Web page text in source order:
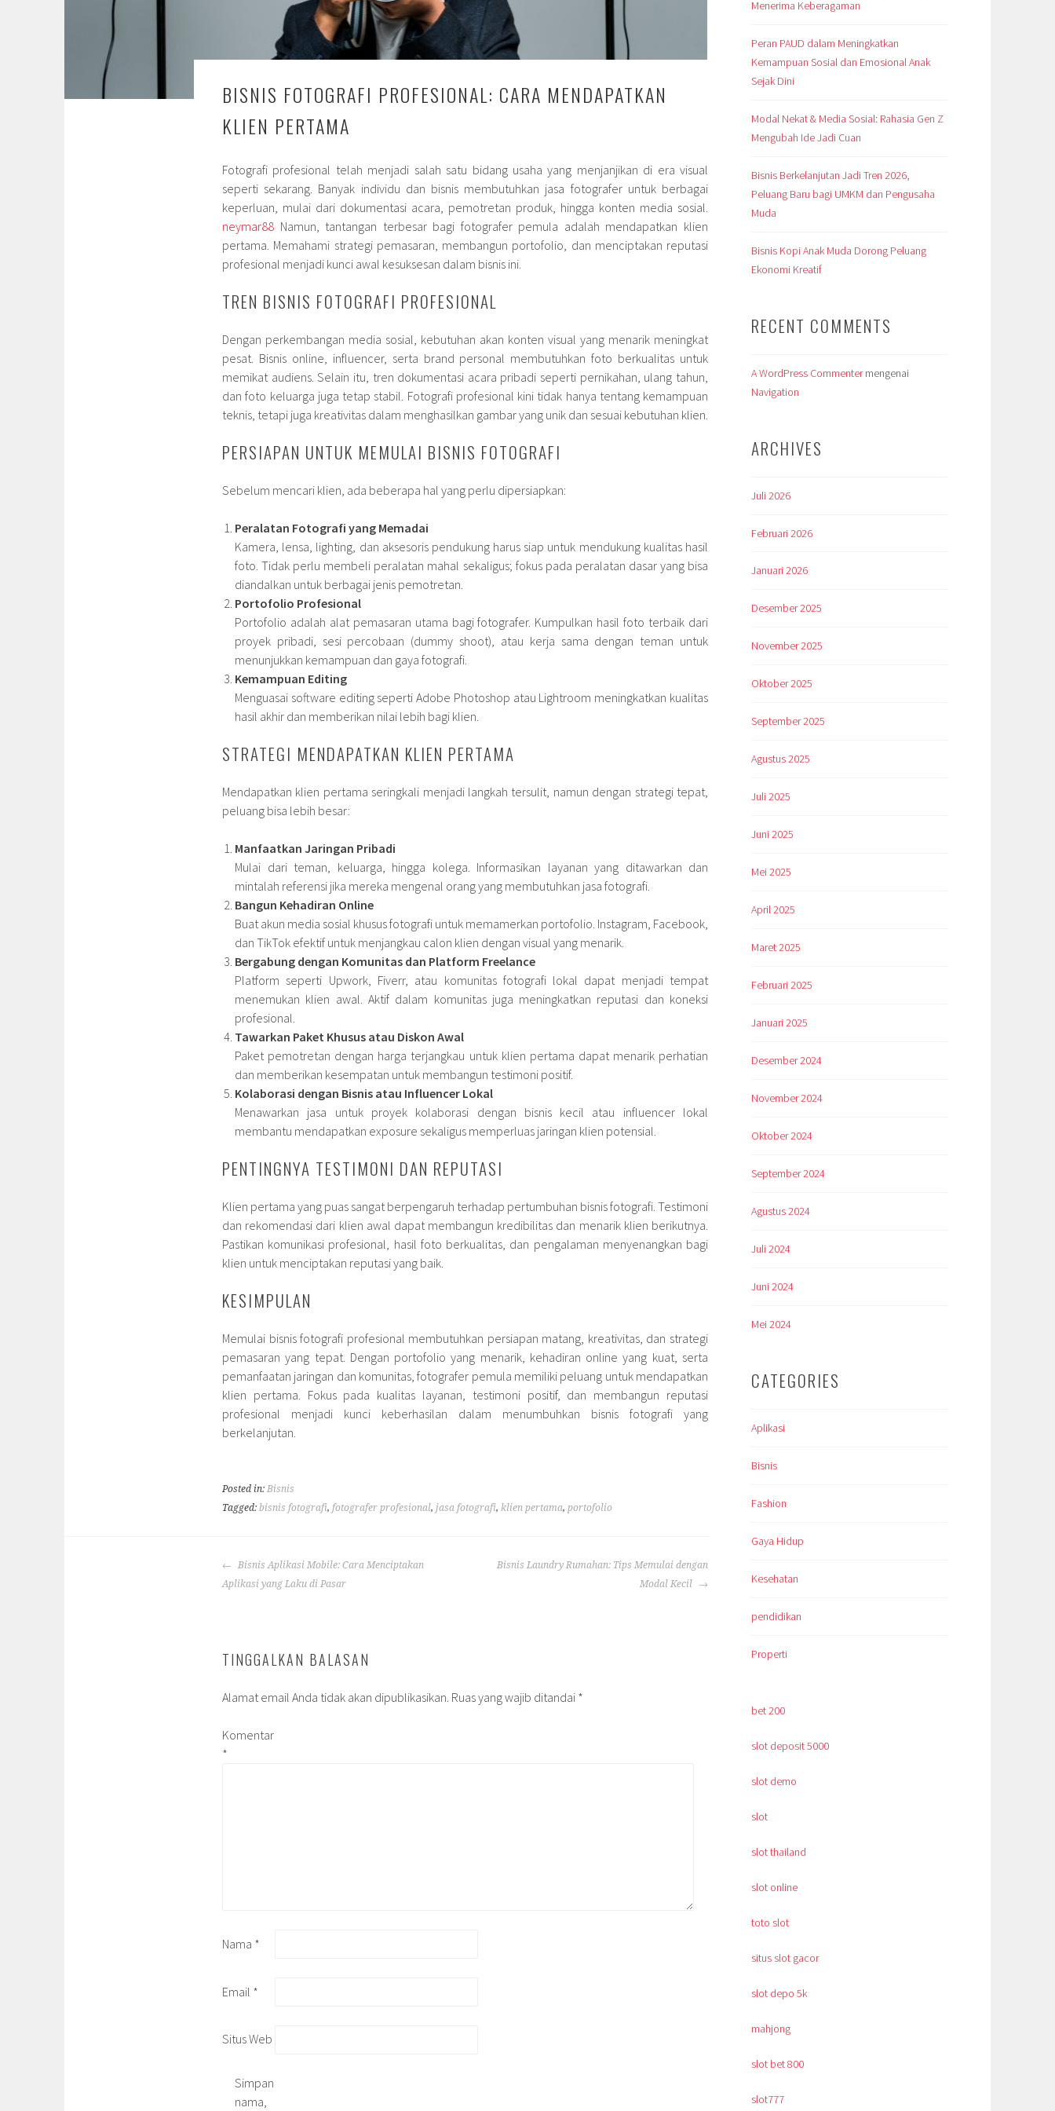
BISNIS FOTOGRAFI PROFESIONAL: CARA MENDAPATKAN
KLIEN PERTAMA
Fotografi profesional telah menjadi salah satu bidang usaha yang menjanjikan di era visual
seperti sekarang. Banyak individu dan bisnis membutuhkan jasa fotografer untuk berbagai
keperluan, mulai dari dokumentasi acara, pemotretan produk, hingga konten media sosial.
neymar88 Namun, tantangan terbesar bagi fotografer pemula adalah mendapatkan klien
pertama. Memahami strategi pemasaran, membangun portofolio, dan menciptakan reputasi
profesional menjadi kunci awal kesuksesan dalam bisnis ini.
TREN BISNIS FOTOGRAFI PROFESIONAL
Dengan perkembangan media sosial, kebutuhan akan konten visual yang menarik meningkat
pesat. Bisnis online, influencer, serta brand personal membutuhkan foto berkualitas untuk
memikat audiens. Selain itu, tren dokumentasi acara pribadi seperti pernikahan, ulang tahun,
dan foto keluarga juga tetap stabil. Fotografi profesional kini tidak hanya tentang kemampuan
teknis, tetapi juga kreativitas dalam menghasilkan gambar yang unik dan sesuai kebutuhan klien.
PERSIAPAN UNTUK MEMULAI BISNIS FOTOGRAFI
Sebelum mencari klien, ada beberapa hal yang perlu dipersiapkan:
Peralatan Fotografi yang Memadai
Kamera, lensa, lighting, dan aksesoris pendukung harus siap untuk mendukung kualitas hasil
foto. Tidak perlu membeli peralatan mahal sekaligus; fokus pada peralatan dasar yang bisa
diandalkan untuk berbagai jenis pemotretan.
Portofolio Profesional
Portofolio adalah alat pemasaran utama bagi fotografer. Kumpulkan hasil foto terbaik dari
proyek pribadi, sesi percobaan (dummy shoot), atau kerja sama dengan teman untuk
menunjukkan kemampuan dan gaya fotografi.
Kemampuan Editing
Menguasai software editing seperti Adobe Photoshop atau Lightroom meningkatkan kualitas
hasil akhir dan memberikan nilai lebih bagi klien.
STRATEGI MENDAPATKAN KLIEN PERTAMA
Mendapatkan klien pertama seringkali menjadi langkah tersulit, namun dengan strategi tepat,
peluang bisa lebih besar:
Manfaatkan Jaringan Pribadi
Mulai dari teman, keluarga, hingga kolega. Informasikan layanan yang ditawarkan dan
mintalah referensi jika mereka mengenal orang yang membutuhkan jasa fotografi.
Bangun Kehadiran Online
Buat akun media sosial khusus fotografi untuk memamerkan portofolio. Instagram, Facebook,
dan TikTok efektif untuk menjangkau calon klien dengan visual yang menarik.
Bergabung dengan Komunitas dan Platform Freelance
Platform seperti Upwork, Fiverr, atau komunitas fotografi lokal dapat menjadi tempat
menemukan klien awal. Aktif dalam komunitas juga meningkatkan reputasi dan koneksi
profesional.
Tawarkan Paket Khusus atau Diskon Awal
Paket pemotretan dengan harga terjangkau untuk klien pertama dapat menarik perhatian
dan memberikan kesempatan untuk membangun testimoni positif.
Kolaborasi dengan Bisnis atau Influencer Lokal
Menawarkan jasa untuk proyek kolaborasi dengan bisnis kecil atau influencer lokal
membantu mendapatkan exposure sekaligus memperluas jaringan klien potensial.
PENTINGNYA TESTIMONI DAN REPUTASI
Klien pertama yang puas sangat berpengaruh terhadap pertumbuhan bisnis fotografi. Testimoni
dan rekomendasi dari klien awal dapat membangun kredibilitas dan menarik klien berikutnya.
Pastikan komunikasi profesional, hasil foto berkualitas, dan pengalaman menyenangkan bagi
klien untuk menciptakan reputasi yang baik.
KESIMPULAN
Memulai bisnis fotografi profesional membutuhkan persiapan matang, kreativitas, dan strategi
pemasaran yang tepat. Dengan portofolio yang menarik, kehadiran online yang kuat, serta
pemanfaatan jaringan dan komunitas, fotografer pemula memiliki peluang untuk mendapatkan
klien pertama. Fokus pada kualitas layanan, testimoni positif, dan membangun reputasi
profesional menjadi kunci keberhasilan dalam menumbuhkan bisnis fotografi yang
berkelanjutan.
Posted in: Bisnis
Tagged: bisnis fotografi, fotografer profesional, jasa fotografi, klien pertama, portofolio
POST
NAVIGATION
Bisnis Aplikasi Mobile: Cara Menciptakan
Aplikasi yang Laku di Pasar
Bisnis Laundry Rumahan: Tips Memulai dengan
Modal Kecil
TINGGALKAN BALASAN
Alamat email Anda tidak akan dipublikasikan. Ruas yang wajib ditandai *
Komentar
*
Nama *
Email *
Situs Web
Simpan
nama,
Menerima Keberagaman
Peran PAUD dalam Meningkatkan
Kemampuan Sosial dan Emosional Anak
Sejak Dini
Modal Nekat & Media Sosial: Rahasia Gen Z
Mengubah Ide Jadi Cuan
Bisnis Berkelanjutan Jadi Tren 2026,
Peluang Baru bagi UMKM dan Pengusaha
Muda
Bisnis Kopi Anak Muda Dorong Peluang
Ekonomi Kreatif
RECENT COMMENTS
A WordPress Commentermengenai
Navigation
ARCHIVES
Juli 2026
Februari 2026
Januari 2026
Desember 2025
November 2025
Oktober 2025
September 2025
Agustus 2025
Juli 2025
Juni 2025
Mei 2025
April 2025
Maret 2025
Februari 2025
Januari 2025
Desember 2024
November 2024
Oktober 2024
September 2024
Agustus 2024
Juli 2024
Juni 2024
Mei 2024
CATEGORIES
Aplikasi
Bisnis
Fashion
Gaya Hidup
Kesehatan
pendidikan
Properti
bet 200
slot deposit 5000
slot demo
slot
slot thailand
slot online
toto slot
situs slot gacor
slot depo 5k
mahjong
slot bet 800
slot777